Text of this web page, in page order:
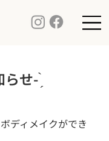
らせ-
ディメイクができ